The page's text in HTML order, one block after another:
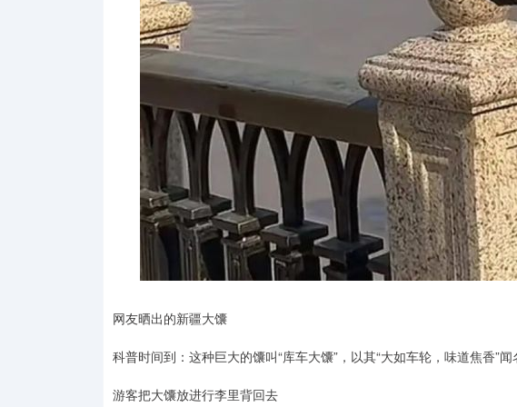
网友晒出的新疆大馕
科普时间到：这种巨大的馕叫“库车大馕”，以其“大如车轮，味道焦香”闻
游客把大馕放进行李里背回去